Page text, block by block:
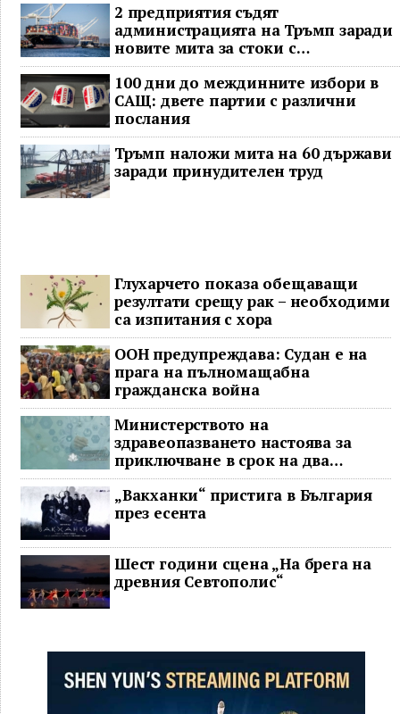
2 предприятия съдят
администрацията на Тръмп заради
новите мита за стоки с
принудителен труд
100 дни до междинните избори в
САЩ: двете партии с различни
послания
Тръмп наложи мита на 60 държави
заради принудителен труд
Глухарчето показа обещаващи
резултати срещу рак – необходими
са изпитания с хора
ООН предупреждава: Судан е на
прага на пълномащабна
гражданска война
Министерството на
здравеопазването настоява за
приключване в срок на два
ключови строителни проекта
„Вакханки“ пристига в България
през есента
Шест години сцена „На брега на
древния Севтополис“